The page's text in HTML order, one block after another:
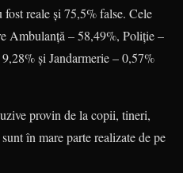
reale şi 75,5% false. Cele
Ambu­lanţă – 58,49%, Poliţie –
şi Jan­dar­merie – 0,57%
provin de la copii, tineri,
în mare parte realizate de pe